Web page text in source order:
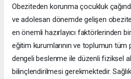
Obeziteden korunma çocukluk
ve adolesan dönemde gelişen
en önemli hazırlayıcı faktörlerinden
eğitim kurumlarının ve toplumun tüm
dengeli beslenme ile düzenli fiziksel
bilinçlendirilmesi gerekmektedir.